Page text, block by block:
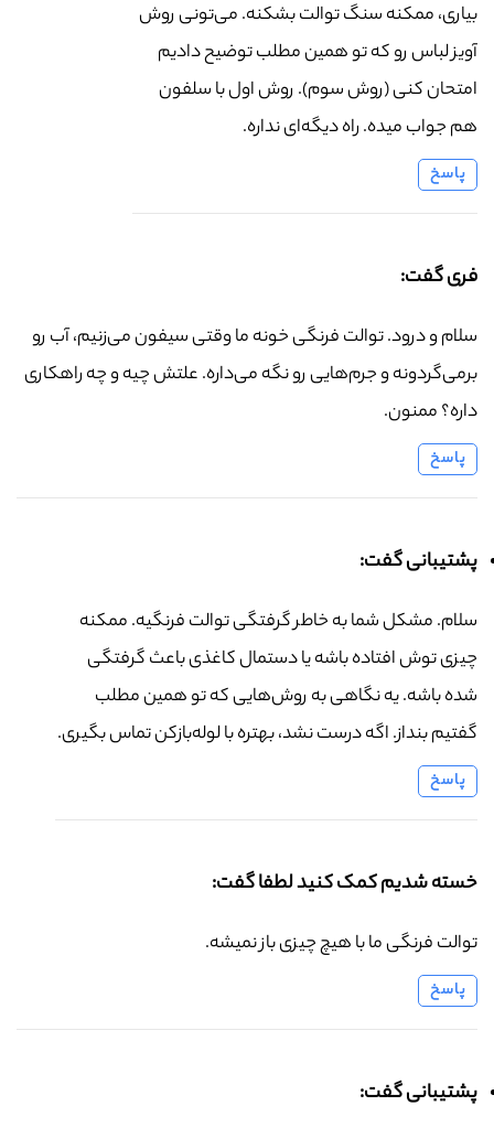
بیاری، ممکنه سنگ توالت بشکنه. می‌تونی روش
آویز لباس رو که تو همین مطلب توضیح دادیم
امتحان کنی (روش سوم). روش اول با سلفون
هم جواب میده. راه دیگه‌ای نداره.
پاسخ
فری گفت:
سلام و درود. توالت فرنگی خونه ما وقتی سیفون می‌زنیم، آب رو
برمی‌گردونه و جرم‌هایی رو نگه می‌داره. علتش چیه و چه راهکاری
داره؟ ممنون.
پاسخ
پشتیبانی گفت:
سلام. مشکل شما به خاطر گرفتگی توالت فرنگیه. ممکنه
چیزی توش افتاده باشه یا دستمال کاغذی باعث گرفتگی
شده باشه. یه نگاهی به روش‌هایی که تو همین مطلب
گفتیم بنداز. اگه درست نشد، بهتره با لوله‌بازکن تماس بگیری.
پاسخ
خسته شدیم کمک کنید لطفا گفت:
توالت فرنگی ما با هیچ چیزی باز نمیشه.
پاسخ
پشتیبانی گفت: